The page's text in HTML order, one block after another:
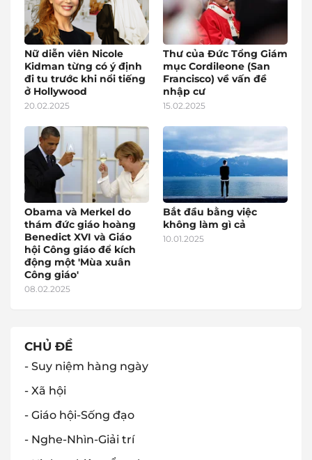
Nữ diễn viên Nicole
Kidman từng có ý định
đi tu trước khi nổi tiếng
ở Hollywood
20.02.2025
Thư của Đức Tổng Giám
mục Cordileone (San
Francisco) về vấn đề
nhập cư
15.02.2025
Obama và Merkel do
thám đức giáo hoàng
Benedict XVI và Giáo
hội Công giáo để kích
động một 'Mùa xuân
Công giáo'
08.02.2025
Bắt đầu bằng việc
không làm gì cả
10.01.2025
CHỦ ĐỀ
- Suy niệm hàng ngày
- Xã hội
- Giáo hội-Sống đạo
- Nghe-Nhìn-Giải trí